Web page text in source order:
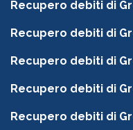
Recupero debiti di
Recupero debiti di
Recupero debiti di
Recupero debiti di
Recupero debiti di